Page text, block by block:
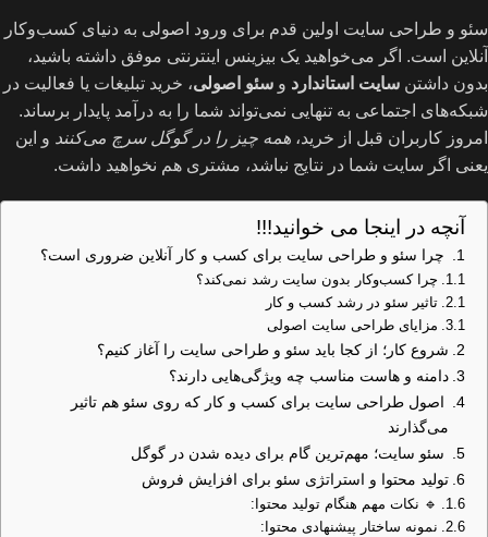
سئو و طراحی سایت اولین قدم برای ورود اصولی به دنیای کسب‌وکار
آنلاین است. اگر می‌خواهید یک بیزینس اینترنتی موفق داشته باشید،
بدون داشتن سایت استاندارد و سئو اصولی، خرید تبلیغات یا فعالیت در
شبکه‌های اجتماعی به تنهایی نمی‌تواند شما را به درآمد پایدار برساند.
امروز کاربران قبل از خرید، همه چیز را در گوگل سرچ می‌کنند و این
یعنی اگر سایت شما در نتایج نباشد، مشتری هم نخواهید داشت.
آنچه در اینجا می خوانید!!!
چرا سئو و طراحی سایت برای کسب و کار آنلاین ضروری است؟
چرا کسب‌وکار بدون سایت رشد نمی‌کند؟
تاثیر سئو در رشد کسب و کار
مزایای طراحی سایت اصولی
شروع کار؛ از کجا باید سئو و طراحی سایت را آغاز کنیم؟
دامنه و هاست مناسب چه ویژگی‌هایی دارند؟
اصول طراحی سایت برای کسب و کار که روی سئو هم تاثیر
می‌گذارند
سئو سایت؛ مهم‌ترین گام برای دیده شدن در گوگل
تولید محتوا و استراتژی سئو برای افزایش فروش
🔹 نکات مهم هنگام تولید محتوا:
نمونه ساختار پیشنهادی محتوا: